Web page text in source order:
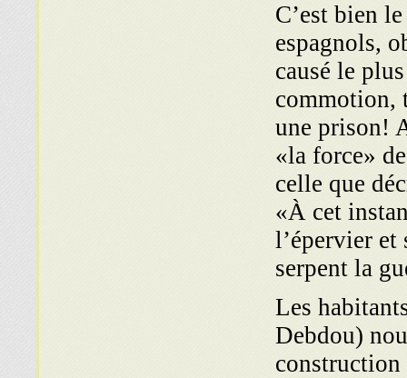
C’est bien
espagnols,
causé le
commotion,
une prison!
«la force»
celle que
«À cet
l’épervier et
serpent la
Les
Debdou)
construction